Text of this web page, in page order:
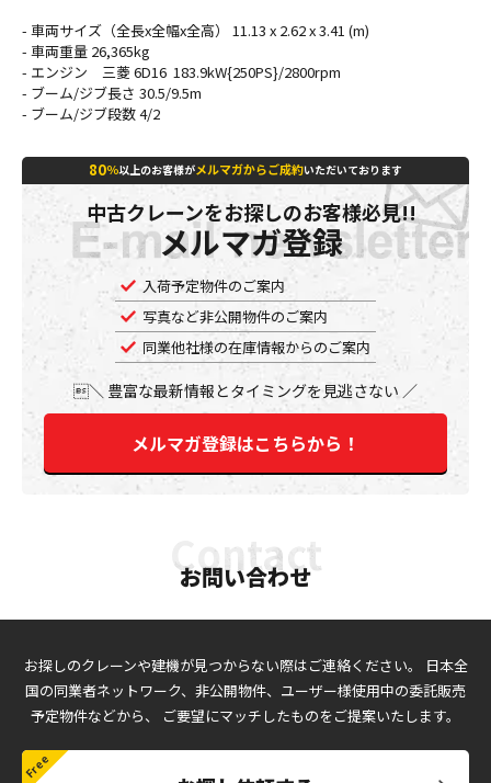
- 車両サイズ（全長x全幅x全高） 11.13 x 2.62 x 3.41 (m)
- 車両重量 26,365kg
- エンジン 三菱 6D16 183.9kW{250PS}/2800rpm
- ブーム/ジブ長さ 30.5/9.5m
- ブーム/ジブ段数 4/2
80％以上のお客様がメルマガからご成約いただいております
中古クレーンをお探しのお客様必見!!
メルマガ登録
入荷予定物件のご案内
写真など非公開物件のご案内
同業他社様の在庫情報からのご案内
豊富な最新情報とタイミングを見逃さない
メルマガ登録はこちらから！
お問い合わせ
お探しのクレーンや建機が見つからない際はご連絡ください。
日本全
国の同業者ネットワーク、非公開物件、ユーザー様使用中の委託販売
予定物件などから、
ご要望にマッチしたものをご提案いたします。